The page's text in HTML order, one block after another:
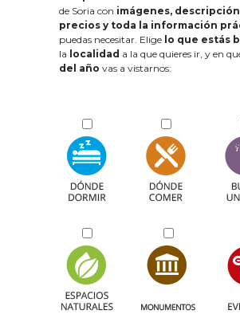
de Soria con imágenes,
precios y toda la información
puedas necesitar. Elige lo que estás
la localidad a la que quieres ir, y en
del año vas a vistarnos: